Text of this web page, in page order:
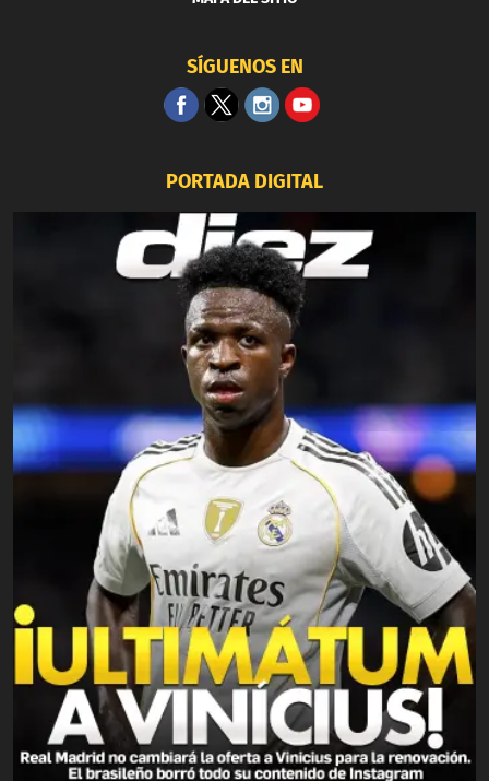
SÍGUENOS EN
PORTADA DIGITAL